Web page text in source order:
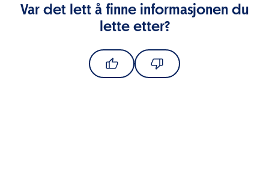
Var det lett å finne informasjonen du
lette etter?